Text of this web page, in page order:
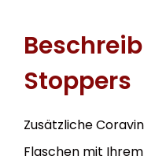
Stoppers
Zusätzliche
Flaschen mit